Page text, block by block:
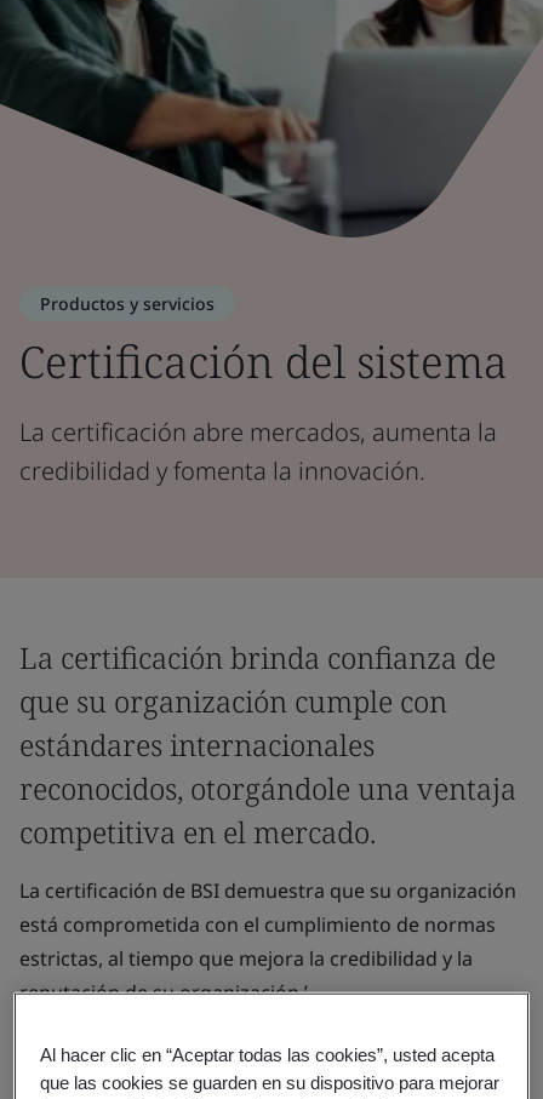
Productos y servicios
Certificación del sistema
La certificación abre mercados, aumenta la
credibilidad y fomenta la innovación.
La certificación brinda confianza de
que su organización cumple con
estándares internacionales
reconocidos, otorgándole una ventaja
competitiva en el mercado.
La certificación de BSI demuestra que su organización
está comprometida con el cumplimiento de normas
estrictas, al tiempo que mejora la credibilidad y la
reputación de su organización.’
Proporciona la confianza de que su organización
cumple con los estándares internacionales
Al hacer clic en “Aceptar todas las cookies”, usted acepta
que las cookies se guarden en su dispositivo para mejorar